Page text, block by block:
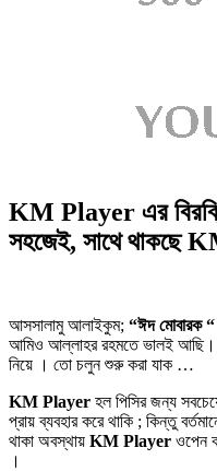
KM Player এর
সহজেই, সাথে থাকছে
আসসালামু আলাইকুম; “ঈদ মোবারক “
আমিও আল্লাহর রহমতে ভালই আছি।
নিয়ে । তো চলুন শুরু করা যাক …
KM Player হল পিসির জন্য
প্রায় ব্যবহার করে থাকি ; কিন্তু
থাকা অবস্থায় KM Player ওপেন
।